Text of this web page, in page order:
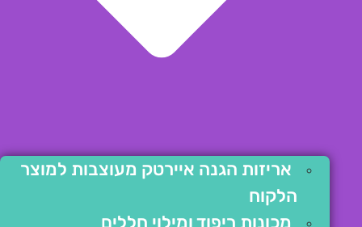
אריזות הגנה איירטק מעוצבות למוצר
הלקוח
מכונות ריפוד ומילוי חללים